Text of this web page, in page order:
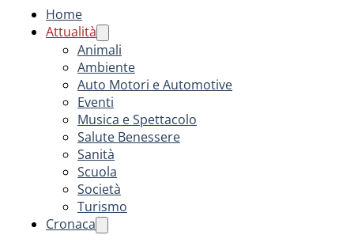
Home
Attualità
Animali
Ambiente
Auto Motori e Automotive
Eventi
Musica e Spettacolo
Salute Benessere
Sanità
Scuola
Società
Turismo
Cronaca